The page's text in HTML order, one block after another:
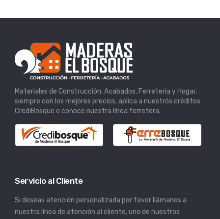
Materiales de Construcción, Acabados, Ferreteria y Hogar,
siempre con los mejores precios, aplica a nuestrós créditos
CrediBosque o conoce nuestra línea ferretera.
Servicio al Cliente
Si deseas atención personalizada por favor llámanos a
nuestra línea de atención al cliente, uno de nuestros